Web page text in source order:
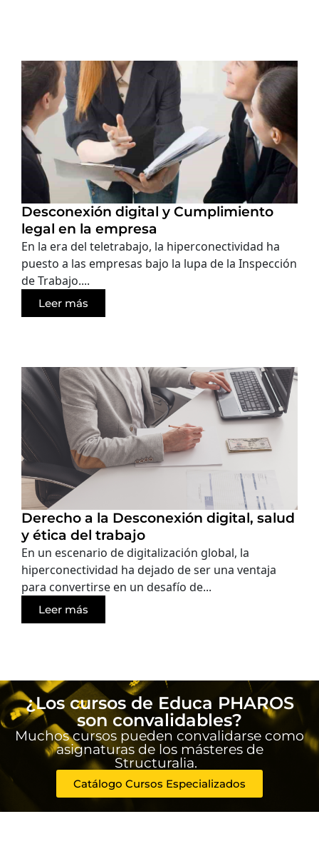
Desconexión digital y Cumplimiento
legal en la empresa
En la era del teletrabajo, la hiperconectividad ha
puesto a las empresas bajo la lupa de la Inspección
de Trabajo....
Leer más
Derecho a la Desconexión digital, salud
y ética del trabajo
En un escenario de digitalización global, la
hiperconectividad ha dejado de ser una ventaja
para convertirse en un desafío de...
Leer más
¿Los cursos de Educa PHAROS
son convalidables?
Muchos cursos pueden convalidarse como
asignaturas de los másteres de
Structuralia.
Catálogo Cursos Especializados